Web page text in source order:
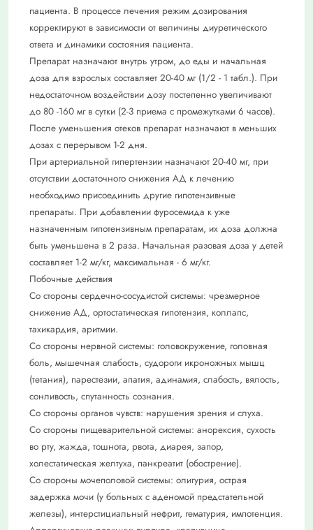
пациента. В процессе лечения режим дозирования
корректируют в зависимости от величины диуретического
ответа и динамики состояния пациента.
Препарат назначают внутрь утром, до еды и начальная
доза для взрослых составляет 20-40 мг (1/2 - 1 табл.). При
недостаточном воздействии дозу постепенно увеличивают
до 80 -160 мг в сутки (2-3 приема с промежутками 6 часов).
После уменьшения отеков препарат назначают в меньших
дозах с перерывом 1-2 дня.
При артериальной гипертензии назначают 20-40 мг, при
отсутствии достаточного снижения АД к лечению
необходимо присоединить другие гипотензивные
препараты. При добавлении фуросемида к уже
назначенным гипотензивным препаратам, их доза должна
быть уменьшена в 2 раза. Начальная разовая доза у детей
составляет 1-2 мг/кг, максимальная - 6 мг/кг.
Побочные действия
Со стороны сердечно-сосудистой системы: чрезмерное
снижение АД, ортостатическая гипотензия, коллапс,
тахикардия, аритмии.
Со стороны нервной системы: головокружение, головная
боль, мышечная слабость, судороги икроножных мышц
(тетания), парестезии, апатия, адинамия, слабость, вялость,
сонливость, спутанность сознания.
Со стороны органов чувств: нарушения зрения и слуха.
Со стороны пищеварительной системы: анорексия, сухость
во рту, жажда, тошнота, рвота, диарея, запор,
холестатическая желтуха, панкреатит (обострение).
Со стороны мочеполовой системы: олигурия, острая
задержка мочи (у больных с аденомой предстательной
железы), интерстициальный нефрит, гематурия, импотенция.